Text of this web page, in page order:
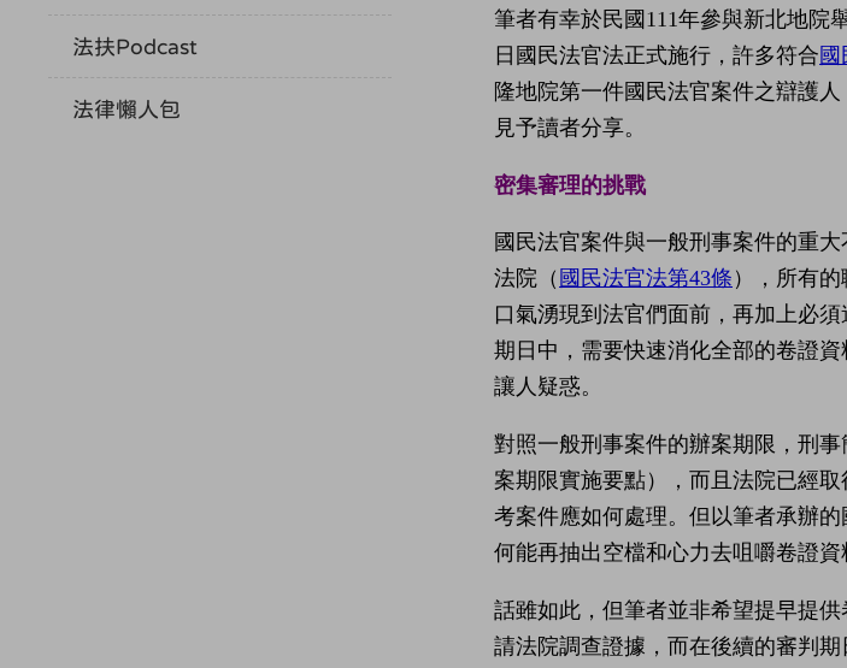
法扶Podcast
法律懶人包
筆者有幸於民國111年參與新北地院
日國民法官法正式施行，許多符合國
隆地院第一件國民法官案件之辯護
見予讀者分享。
密集審理的挑戰
國民法官案件與一般刑事案件的重
法院（ 國民法官法第43條 ），所有
口氣湧現到法官們面前，再加上必須
期日中，需要快速消化全部的卷證
讓人疑惑。
對照一般刑事案件的辦案期限，刑
案期限實施要點），而且法院已經
考案件應如何處理。但以筆者承辦
何能再抽出空檔和心力去咀嚼卷證資
話雖如此，但筆者並非希望提早提
請法院調查證據，而在後續的審判